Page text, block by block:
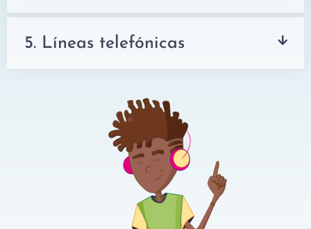
5. Líneas telefónicas